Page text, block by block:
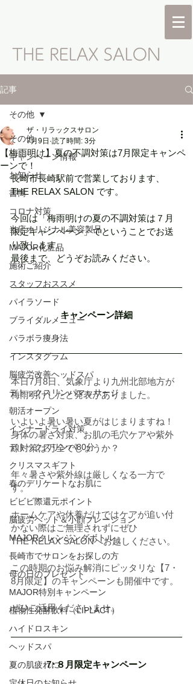
記事
その他
キャンペーン情報
お知らせ
書簡
コロナ対策
当店オリジナル美容製品
MAJOR化粧品
施術ご紹介
スタッフおススメ
パイラソード
ブライダルメニュー
パラボラ痩身法
インスタグラム
脳疲労改善ヘッドスパ
デトックスリンパマッサージ
朝活オープン
インナードライ対策
デトックスリンパ80分
クリスマスギフト
春のデリケートなお肌に
ビビビ際還元ポイント
脳疲労ヘッド＆小顔プレーション
MAJORクレンジングボトル
長崎市でサロンをお探しの方
母の日のプレゼント
MAJOR特別キャンペーン
植物性発酵飲料（LIPLACT）
ハイドロスキン
ヘッドスパ
夏の肌疲れに
その他
【梅雨明け】夏の不調対策は7月限定キャンペ
ーンで！
ザ・リラックスサロン
7月9日 読了時間: 3分
長崎市長崎駅前で営業しております、
THE RELAX SALON です。
今回は「梅雨明けの夏の不調対策は７月
限定キャンペーン」でということでお送
り致します。
最後まで、どうぞお読みください。
キャンペーン詳細
本日7月8日、気象庁より九州北部地方が
梅雨明けしたと発表がありました。
いよいよ暑い暑い夏がはじまりますね！
身体の暑さ対策、お肌の毛穴ケアや紫外
線対策は万全でしょうか？
年々暑さや紫外線は厳しくなる一方で
す。
ホームケアや休養だけではケアが追い付
かない際はご無理されずにぜひ
THE RELAX SALONへお越しください。
この時期のお悩み解消にピッタリな【7・
8月限定】のキャンペーンも開催中です。
ぜひご活用くださいませ。
7･８月限定キャンペーン